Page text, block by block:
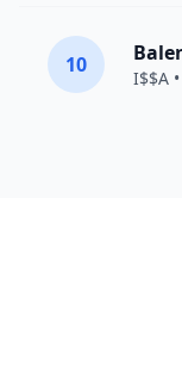
10
I$$A